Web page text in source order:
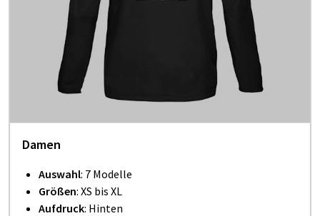
Damen
Auswahl: 7 Modelle
Größen: XS bis XL
Aufdruck: Hinten